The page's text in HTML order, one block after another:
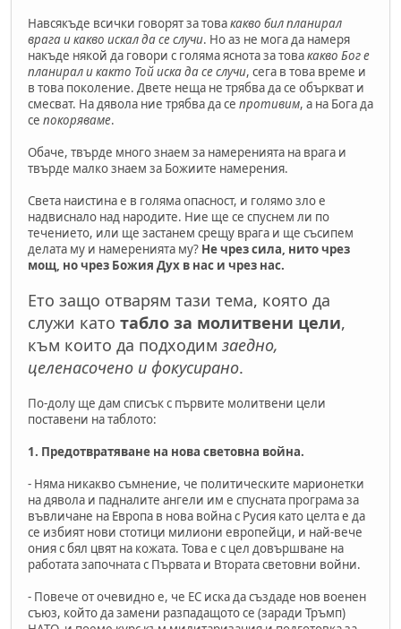
Навсякъде всички говорят за товакакво бил планирал
врага и какво искал да се случи. Но аз не мога да намеря
накъде някой да говори с голяма яснота за товакакво Бог е
планирал и както Той иска да се случи, сега в това време и
в това поколение. Двете неща не трябва да се объркват и
смесват. На дявола ние трябва да се противим, а на Бога да
се покоряваме.
Обаче, твърде много знаем за намеренията на врага и
твърде малко знаем за Божиите намерения.
Света наистина е в голяма опасност, и голямо зло е
надвиснало над народите. Ние ще се спуснем ли по
течението, или ще застанем срещу врага и ще съсипем
делата му и намеренията му? Не чрез сила, нито чрез
мощ, но чрез Божия Дух в нас и чрез нас.
Ето защо отварям тази тема, която да
служи като табло за молитвени цели,
към които да подходим заедно,
целенасочено и фокусирано.
По-долу ще дам списък с първите молитвени цели
поставени на таблото:
1. Предотвратяване на нова световна война.
- Няма никакво съмнение, че политическите марионетки
на дявола и падналите ангели им е спусната програма за
въвличане на Европа в нова война с Русия като целта е да
се избият нови стотици милиони европейци, и най-вече
ония с бял цвят на кожата. Това е с цел довършване на
работата започната с Първата и Втората световни войни.
- Повече от очевидно е, че ЕС иска да създаде нов военен
съюз, който да замени разпадащото се (заради Тръмп)